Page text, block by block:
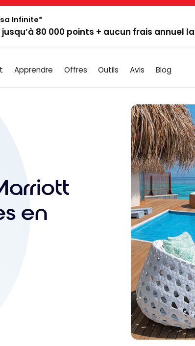
Infinite*
80 000 points + aucun frais annuel
Apprendre Offres Outils Avis Blog
en